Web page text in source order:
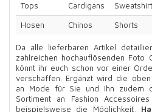
Tops
Cardigans
Hosen
Chinos Shorts
Da alle lieferbaren Artikel
zahlreichen hochauflösenden Foto
könnt ihr euch schon vor einer
verschaffen. Ergänzt wird die
an Mode für Sie und Ihn zudem
Sortiment an Fashion
beispielsweise die Möglichkeit,